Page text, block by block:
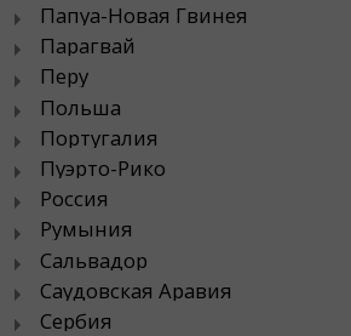
Папуа-Новая Гвинея
Парагвай
Перу
Польша
Португалия
Пуэрто-Рико
Россия
Румыния
Сальвадор
Саудовская Аравия
Сербия